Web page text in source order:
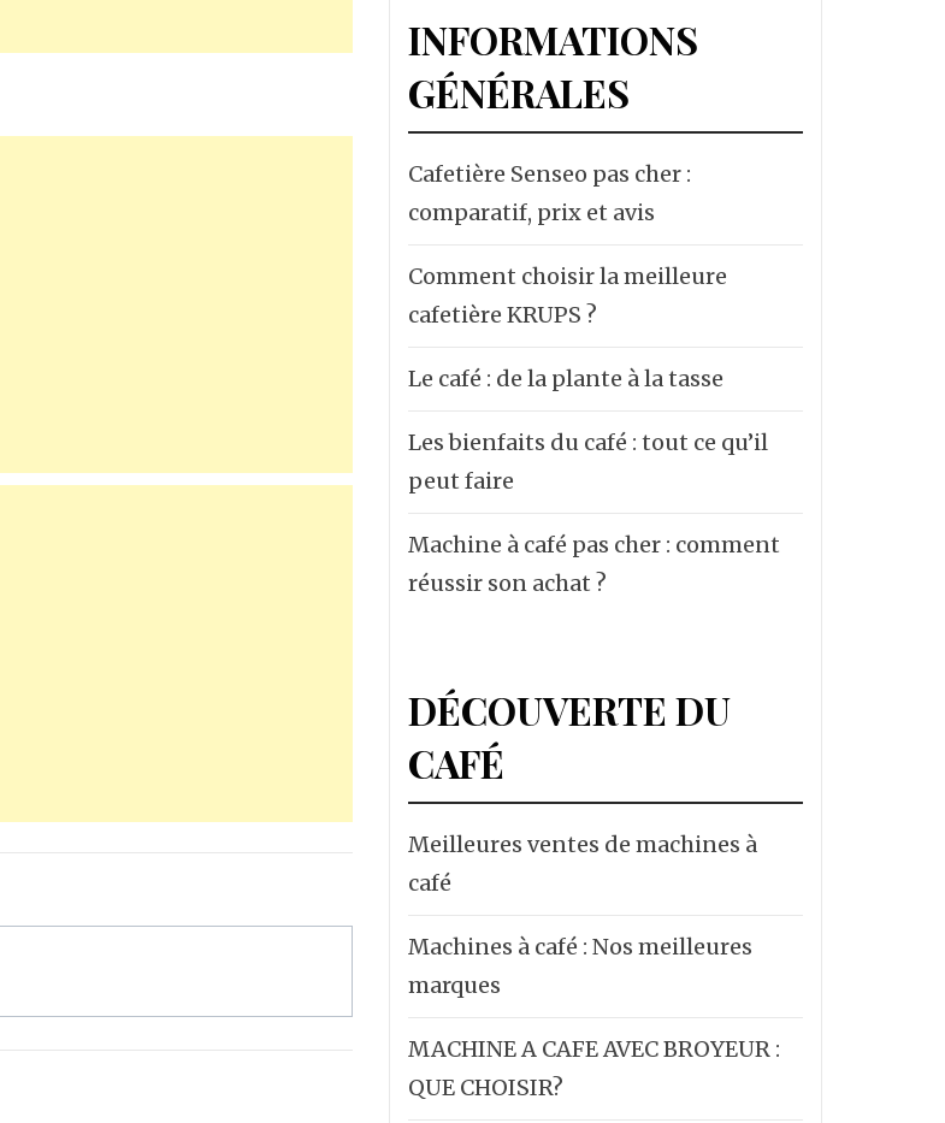
INFORMATIONS
GÉNÉRALES
Cafetière Senseo pas cher :
comparatif, prix et avis
Comment choisir la meilleure
cafetière KRUPS ?
Le café : de la plante à la tasse
Les bienfaits du café : tout ce qu’il
peut faire
Machine à café pas cher : comment
réussir son achat ?
DÉCOUVERTE DU
CAFÉ
Meilleures ventes de machines à
café
Machines à café : Nos meilleures
marques
MACHINE A CAFE AVEC BROYEUR :
QUE CHOISIR?